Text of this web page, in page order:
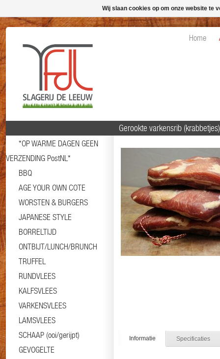
Home
*OP WARME DAGEN GEEN
VERZENDING PostNL*
BBQ
AGE YOUR OWN COTE
WORSTEN & BURGERS
JAPANESE STYLE
BORRELTIJD
ONTBIJT/LUNCH/BRUNCH
TRUFFEL
RUNDVLEES
KALFSVLEES
VARKENSVLEES
LAMSVLEES
SCHAAP (ooi/gerijpt)
GEVOGELTE
Gerookte varkensrib
Informatie Specificaties
Wij slaan cookies op om onze website te